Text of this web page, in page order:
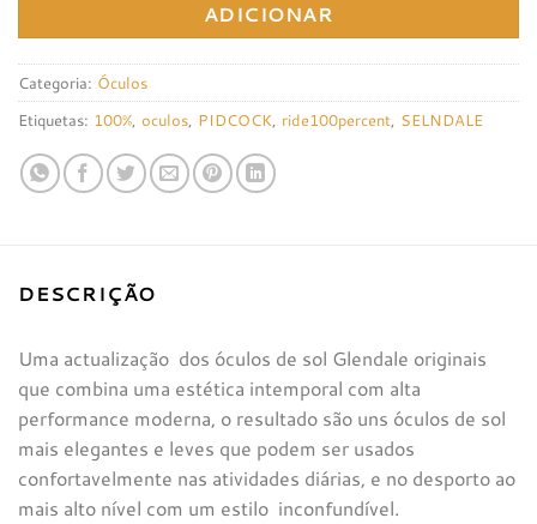
ADICIONAR
Categoria: Óculos
Etiquetas: 100%, oculos, PIDCOCK, ride100percent, SELNDALE
DESCRIÇÃO
Uma actualização dos óculos de sol Glendale originais
que combina uma estética intemporal com alta
performance moderna, o resultado são uns óculos de sol
mais elegantes e leves que podem ser usados ​​
confortavelmente nas atividades diárias, e no desporto ao
mais alto nível com um estilo inconfundível.